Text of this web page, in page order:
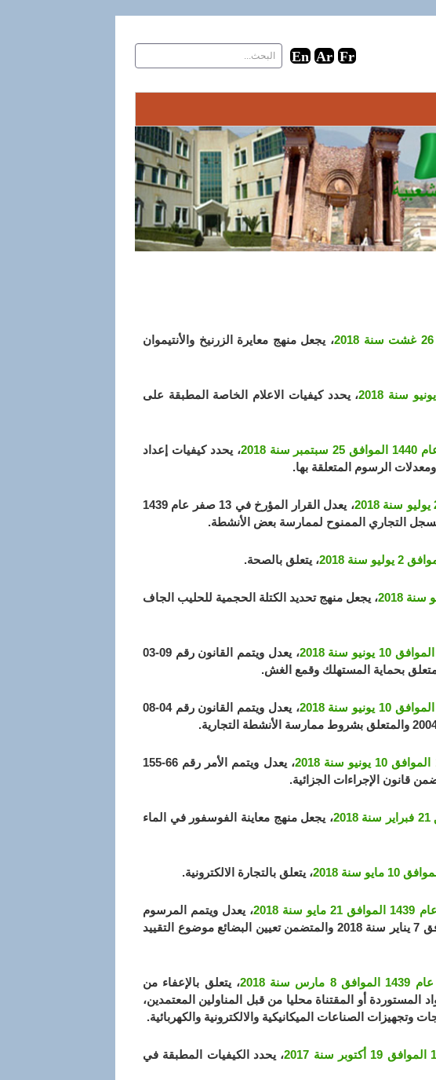
، يجعل منهج معايرة الزرنيخ والأنتيموان
، يحدد كيفيات الاعلام الخاصة المطبقة على
، يحدد كيفيات إعداد
الرسوم المتعلقة بها.
، يعدل القرار المؤرخ في 13 صفر عام 1439
، يتعلق بالصحة.
، يجعل منهج تحديد الكتلة الحجمية للحليب الجاف
، يعدل ويتمم القانون رقم 09-03
، يعدل ويتمم القانون رقم 04-08
، يعدل ويتمم الأمر رقم 66-155
، يجعل منهج معاينة الفوسفور في الماء
، يتعلق بالتجارة الالكترونية.
، يعدل ويتمم المرسوم
التنفيذي رقم 18-02 المؤرخ في 19 ربيع الثاني عام 1439 الموافق 7 يناير سنة 2018 والمتضمن تعيين البضائع موضوع التقييد
، يتعلق بالإعفاء من
أو المقتناة محليا من قبل المناولين المعتمدين،
الصناعات الميكانيكية والالكترونية والكهربائية.
، يحدد الكيفيات المطبقة في